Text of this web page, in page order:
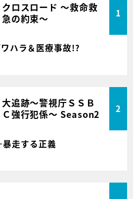
クロスロード ～救命救
急の約束～
1
ハラ＆医療事故!?
大追跡～警視庁ＳＳＢ
Ｃ強行犯係～ Season2
2
走する正義